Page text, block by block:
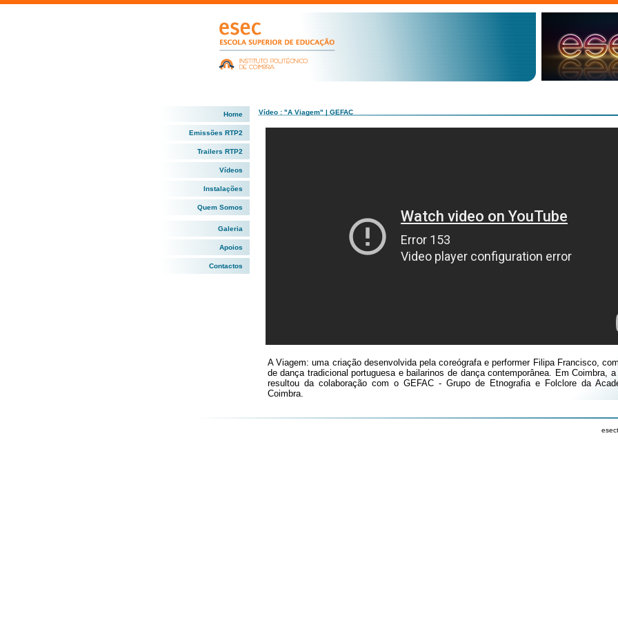
Home
Emissões RTP2
Trailers RTP2
Vídeos
Instalações
Quem Somos
Galeria
Apoios
Contactos
Vídeo : "A Viagem" | GEFAC
A Viagem: uma criação desenvolvida pela coreógrafa e performer Filipa Francisco,
de dança tradicional portuguesa e bailarinos de dança contemporânea. Em Coimbra,
resultou da colaboração com o GEFAC - Grupo de Etnografia e Folclore da
Coimbra.